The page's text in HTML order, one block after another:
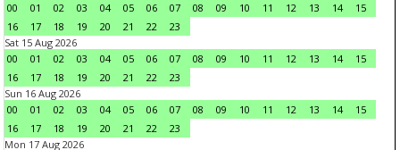
00
01 02 03 04 05 06 07 08 09 10 11 12 13 14
15
16
17 18 19 20 21 22
23
Sat 15 Aug 2026
00
01 02 03 04 05 06 07 08 09 10 11 12 13 14
15
16
17 18 19 20 21 22
23
Sun 16 Aug 2026
00
01 02 03 04 05 06 07 08 09 10 11 12 13 14
15
16
17 18 19 20 21 22
23
Mon 17 Aug 2026